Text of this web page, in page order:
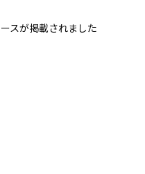
スが掲載されました